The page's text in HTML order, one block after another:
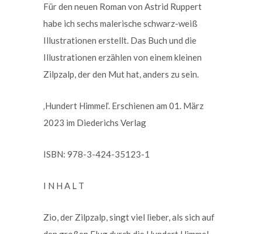
Für den neuen Roman von Astrid Ruppert
habe ich sechs malerische schwarz-weiß
Illustrationen erstellt. Das Buch und die
Illustrationen erzählen von einem kleinen
Zilpzalp, der den Mut hat, anders zu sein.
‚Hundert Himmel‘. Erschienen am 01. März
2023 im Diederichs Verlag
ISBN: 978-3-424-35123-1
I N H A L T
Zio, der Zilpzalp, singt viel lieber, als sich auf